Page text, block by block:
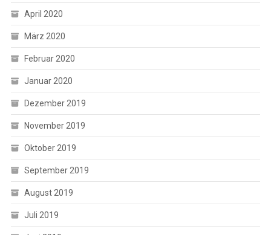
April 2020
März 2020
Februar 2020
Januar 2020
Dezember 2019
November 2019
Oktober 2019
September 2019
August 2019
Juli 2019